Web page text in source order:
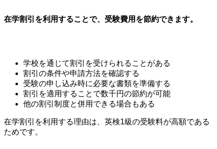
在学割引を利用することで、受験費用を節約できます。
学校を通じて割引を受けられることがある
割引の条件や申請方法を確認する
受験の申し込み時に必要な書類を準備する
割引を適用することで数千円の節約が可能
他の割引制度と併用できる場合もある
在学割引を利用する理由は、英検1級の受験料が高額である
ためです。